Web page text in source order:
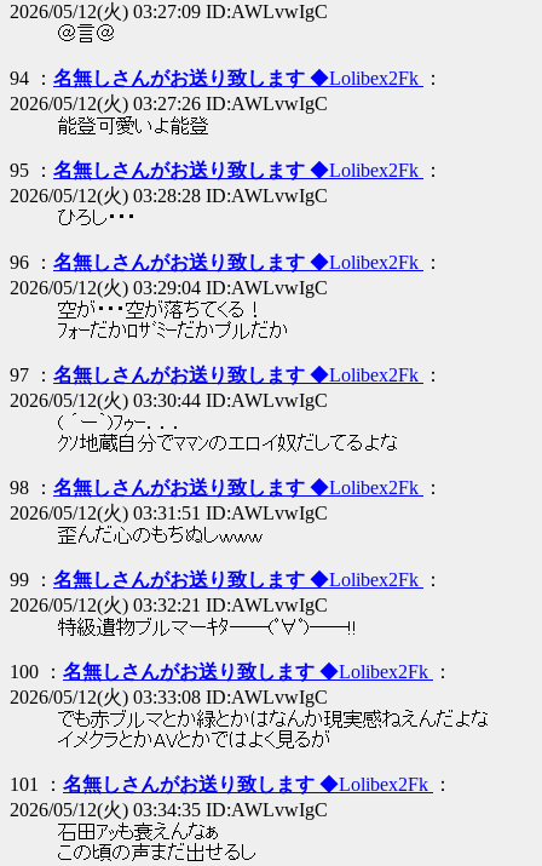
2026/05/12(火) 03:27:09 ID:AWLvwIgC
＠言＠
94 ： 名無しさんがお送り致します ◆Lolibex2Fk
：
2026/05/12(火) 03:27:26 ID:AWLvwIgC
能登可愛いよ能登
95 ： 名無しさんがお送り致します ◆Lolibex2Fk
：
2026/05/12(火) 03:28:28 ID:AWLvwIgC
ひろし・・・
96 ： 名無しさんがお送り致します ◆Lolibex2Fk
：
2026/05/12(火) 03:29:04 ID:AWLvwIgC
空が・・・空が落ちてくる！
ﾌｫｰだかﾛｻﾞﾐｰだかプルだか
97 ： 名無しさんがお送り致します ◆Lolibex2Fk
：
2026/05/12(火) 03:30:44 ID:AWLvwIgC
( ´ー｀)ﾌｩｰ．．．
ｸｿ地蔵自分でﾏﾏﾝのエロイ奴だしてるよな
98 ： 名無しさんがお送り致します ◆Lolibex2Fk
：
2026/05/12(火) 03:31:51 ID:AWLvwIgC
歪んだ心のもちぬしｗｗｗ
99 ： 名無しさんがお送り致します ◆Lolibex2Fk
：
2026/05/12(火) 03:32:21 ID:AWLvwIgC
特級遺物ブルマーｷﾀ――(ﾟ∀ﾟ)――!!
100 ： 名無しさんがお送り致します ◆Lolibex2Fk
：
2026/05/12(火) 03:33:08 ID:AWLvwIgC
でも赤ブルマとか緑とかはなんか現実感ねえんだよな
イメクラとかAVとかではよく見るが
101 ： 名無しさんがお送り致します ◆Lolibex2Fk
：
2026/05/12(火) 03:34:35 ID:AWLvwIgC
石田ｱｯも衰えんなぁ
この頃の声まだ出せるし